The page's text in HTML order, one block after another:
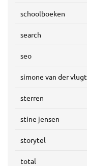
schoolboeken
search
seo
simone van der vlugt
sterren
stine jensen
storytel
total